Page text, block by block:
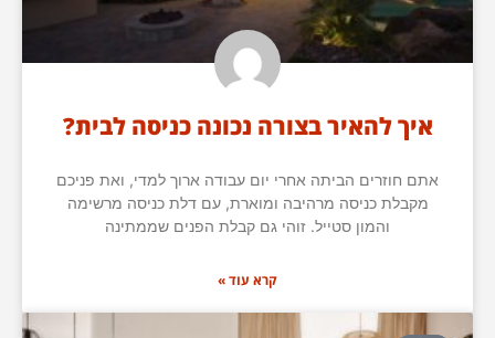
איך להאיר בצורה נכונה כניסה לבית?
אתם חוזרים הביתה אחרי יום עבודה ארוך למדי, ואת פניכם
מקבלת כניסה מרהיבה ומוארת, עם דלת כניסה מרשימה
והמון סטייל. זוהי גם קבלת הפנים שממתינה
קרא עוד »